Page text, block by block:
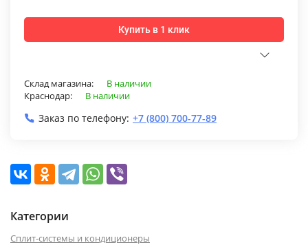
Купить в 1 клик
Склад магазина:
В наличии
Краснодар:
В наличии
Заказ по телефону: +7 (800) 700-77-89
Категории
Сплит-системы и кондиционеры